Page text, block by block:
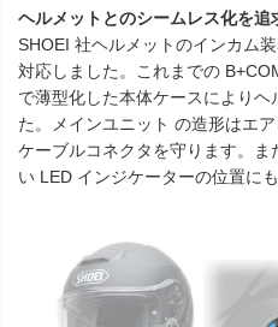
ヘルメットとのシームレス化を追
SHOEI 社ヘルメットのインカム
対応しました。これまでの
で薄型化した本体ケースにより
た。メインユニット の造形はエ
ケーブルコネクタを守ります。
い LED インジケーターの位置に